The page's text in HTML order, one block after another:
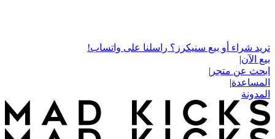
تريد شراء أو بيع سنيكرز؟ راسلنا على واتساب!
بيع الآن|
ابحث عن متجر |
المساعدة|
المدونة